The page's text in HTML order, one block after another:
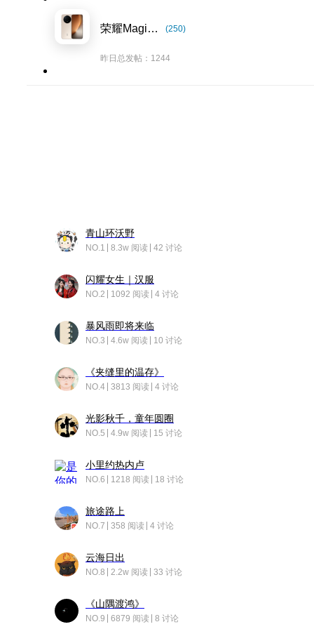
荣耀Magic8系列 (250)
昨日总发帖：1244
青山环沃野
NO.1 8.3w 阅读 42 讨论
闪耀女生｜汉服
NO.2 1092 阅读 4 讨论
暴风雨即将来临
NO.3 4.6w 阅读 10 讨论
《夹缝里的温存》
NO.4 3813 阅读 4 讨论
光影秋千，童年圆圈
NO.5 4.9w 阅读 15 讨论
小里约热内卢
NO.6 1218 阅读 18 讨论
旅途路上
NO.7 358 阅读 4 讨论
云海日出
NO.8 2.2w 阅读 33 讨论
《山隅渡鸿》
NO.9 6879 阅读 8 讨论